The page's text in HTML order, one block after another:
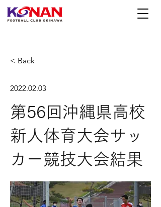
< Back
2022.02.03
第56回沖縄県高校
新人体育大会サッ
カー競技大会結果